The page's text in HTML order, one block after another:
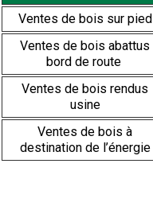
Ventes de bois sur pied
Ventes de bois abattus
bord de route
Ventes de bois rendus
usine
Ventes de bois à
destination de l’énergie